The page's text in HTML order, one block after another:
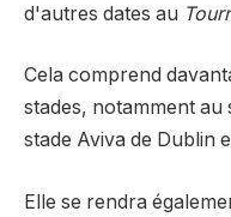
d'autres dates au
Cela comprend
stades, notamment au
stade Aviva de Dublin
Elle se rendra